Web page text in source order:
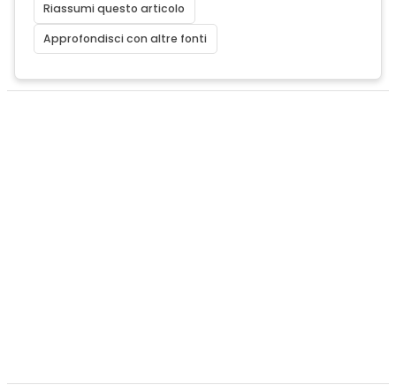
Riassumi questo articolo
Approfondisci con altre fonti